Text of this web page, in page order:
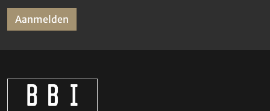
Aanmelden